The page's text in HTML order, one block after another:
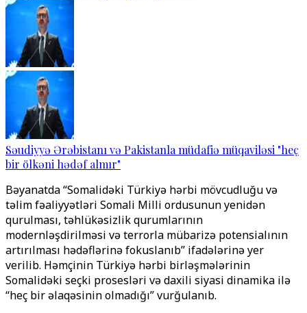
Səudiyyə Ərəbistanı və Pakistanla müdafiə müqaviləsi "heç
bir ölkəni hədəf almır"
Bəyanatda “Somalidəki Türkiyə hərbi mövcudluğu və
təlim fəaliyyətləri Somali Milli ordusunun yenidən
qurulması, təhlükəsizlik qurumlarının
modernləşdirilməsi və terrorla mübarizə potensialının
artırılması hədəflərinə fokuslanıb” ifadələrinə yer
verilib. Həmçinin Türkiyə hərbi birləşmələrinin
Somalidəki seçki prosesləri və daxili siyasi dinamika ilə
“heç bir əlaqəsinin olmadığı” vurğulanıb.